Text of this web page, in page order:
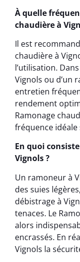
À quelle
chaudière à
Il est
chaudière à
l’utilisation.
Vignols ou d’un
entretien
rendement
Ramonage
fréquence
En quoi
Vignols ?
Un ramoneur à
des suies
débistrage à
tenaces. Le
alors
encrassés. En
Vignols la